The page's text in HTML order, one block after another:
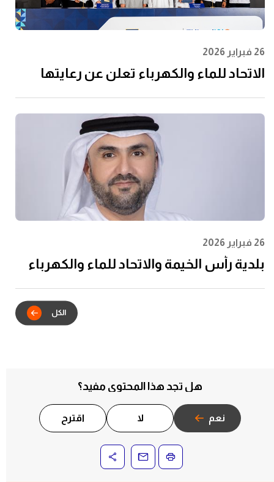
26 فبراير 2026
الاتحاد للماء والكهرباء تعلن عن رعايتها
26 فبراير 2026
بلدية رأس الخيمة والاتحاد للماء والكهرباء
هل تجد هذا المحتوى مفيد؟
نعم لا اقترح